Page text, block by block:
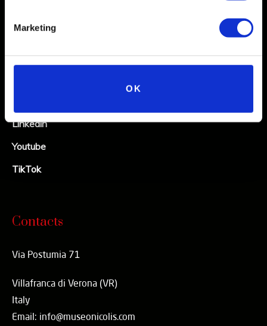
Marketing
OK
Social
Instagram
Linkedin
Youtube
TikTok
Contacts
Via Postumia 71
Villafranca di Verona (VR)
Italy
Email: info@museonicolis.com